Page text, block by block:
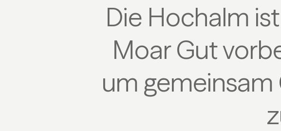
Die Hochalm
Moar Gut
um gemeinsam